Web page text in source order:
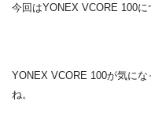
今回はYONEX VCORE 100に
YONEX VCORE 100が気に
ね。